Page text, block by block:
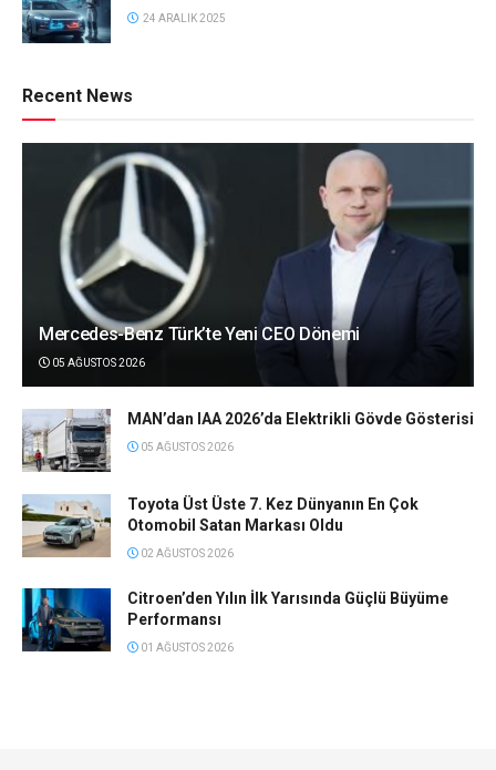
24 ARALIK 2025
Recent News
Mercedes-Benz Türk’te Yeni CEO Dönemi
05 AĞUSTOS 2026
MAN’dan IAA 2026’da Elektrikli Gövde Gösterisi
05 AĞUSTOS 2026
Toyota Üst Üste 7. Kez Dünyanın En Çok
Otomobil Satan Markası Oldu
02 AĞUSTOS 2026
Citroen’den Yılın İlk Yarısında Güçlü Büyüme
Performansı
01 AĞUSTOS 2026